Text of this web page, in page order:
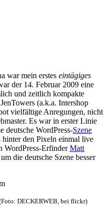
war mein erstes eintägiges
der 14. Februar 2009 eine
und zeitlich kompakte
(a.k.a. Intershop
vielfältige Anregungen, nicht
Es war in erster Linie
deutsche WordPress-Szene
den Pixeln einmal live
WordPress-ErfinderMatt
die deutsche Szene besser
DECKERWEB, bei flickr)